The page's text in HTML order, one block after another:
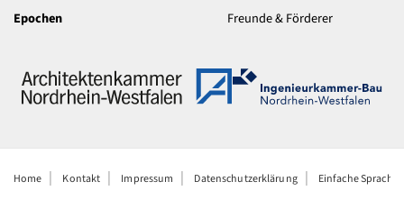
Epochen
Freunde & Förderer
Home Kontakt Impressum Datenschutzerklärung Einfache Sprache